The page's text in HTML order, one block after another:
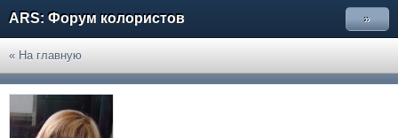
ARS: Форум колористов »
« На главную